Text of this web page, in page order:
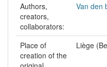
Authors,
creators,
collaborators:
Van den
Place of
creation of the
Liège